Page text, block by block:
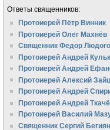
Ответы священников:
Протоиерей Пётр Винник
Протоиерей Олег Махнёв
Священник Федор
Протоиерей Андрей
Протоиерей Андрей
Протоиерей Алексий
Протоиерей Андрей
Протоиерей Андрей
Протоиерей Василий
Священник Сергий Бегиян